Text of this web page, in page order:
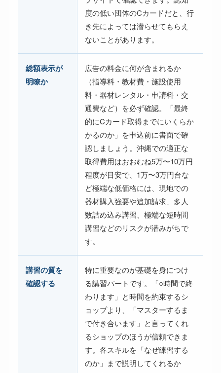
度の低い団体のCカードだと、行
き先によっては潜らせてもらえ
ないことがあります。
総額表示が
明瞭か
広告の料金に何が含まれるか
（指導料・教材費・施設使用
料・器材レンタル・申請料・交
通費など）を必ず確認。「最終
的にCカード取得までにいくらか
かるのか」を申込前に書面で確
認しましょう。沖縄での適正な
取得費用はおおむね5万〜10万円
程度が目安で、1万〜3万円台な
ど極端な低価格には、現地での
器材購入強要や追加請求、多人
数詰め込み講習、極端な短時間
講習などのリスクが潜みがちで
す。
講習の質を
確認する
特に重要なのが基礎を身につけ
る講習パートです。「○時間で終
わります」と時間を約束するシ
ョップより、「マスターするま
で付き合います」と言ってくれ
るショップのほうが信頼できま
す。各スキルを「なぜ練習する
のか」まで説明してくれるか